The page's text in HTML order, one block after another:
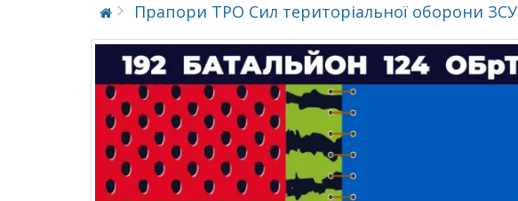
Прапори ТРО Сил територіальної оборони ЗСУ